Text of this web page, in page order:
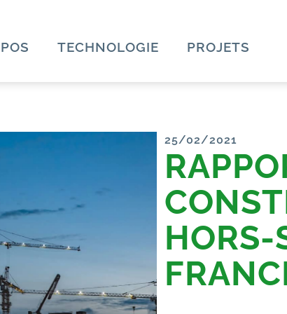
TECHNOLOGIE PROJETS
25/02/2021
HORS-